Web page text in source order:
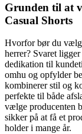
Grunden til at
Casual Shorts
Hvorfor bør du
herrer? Svaret
dedikation til
omhu og opfylder
kombinerer stil og
perfekte til både
vælge producenten
sikker på at få et
holder i mange år.